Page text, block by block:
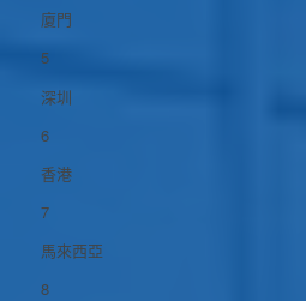
廈門
5
深圳
6
香港
7
馬來西亞
8